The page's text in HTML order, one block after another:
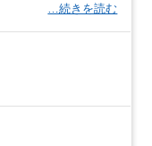
…続きを読む